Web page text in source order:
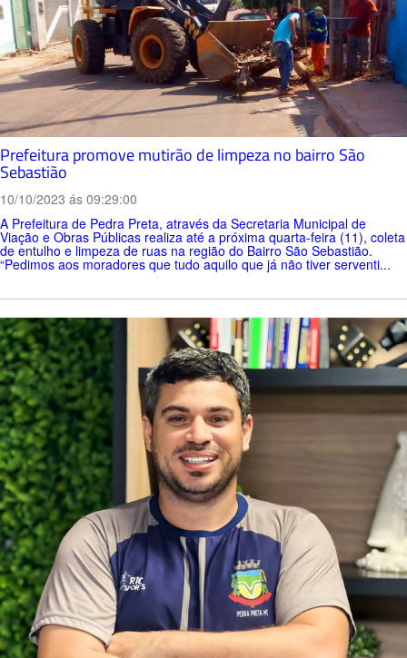
Prefeitura promove mutirão de limpeza no bairro São
Sebastião
10/10/2023 ás 09:29:00
A Prefeitura de Pedra Preta, através da Secretaria Municipal de
Viação e Obras Públicas realiza até a próxima quarta-feira (11), coleta
de entulho e limpeza de ruas na região do Bairro São Sebastião.
“Pedimos aos moradores que tudo aquilo que já não tiver serventi...